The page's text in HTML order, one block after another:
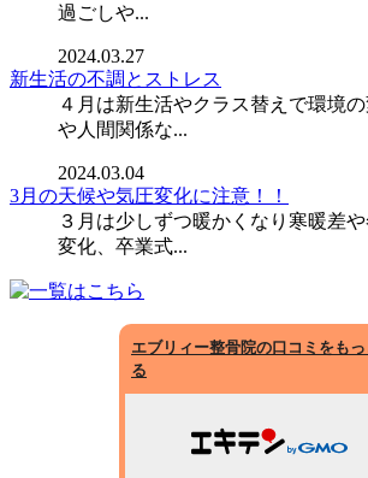
過ごしや...
2024.03.27
新生活の不調とストレス
４月は新生活やクラス替えで環境
や人間関係な...
2024.03.04
3月の天候や気圧変化に注意！！
３月は少しずつ暖かくなり寒暖差
変化、卒業式...
エブリィー整骨院の口コミをも
る